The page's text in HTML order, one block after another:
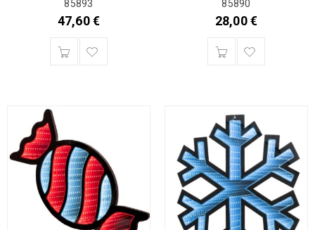
85893
47,60€
85890
28,00€